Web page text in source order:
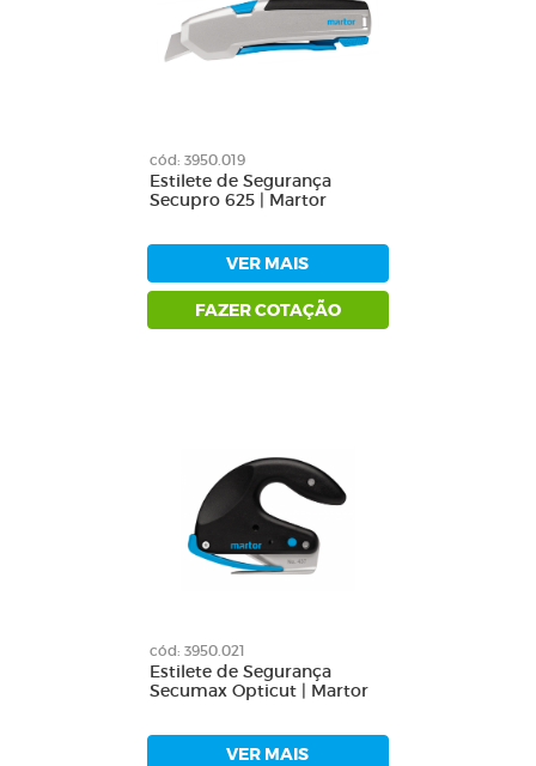
cód: 3950.019
Estilete de Segurança
Secupro 625 | Martor
VER MAIS
FAZER COTAÇÃO
cód: 3950.021
Estilete de Segurança
Secumax Opticut | Martor
VER MAIS